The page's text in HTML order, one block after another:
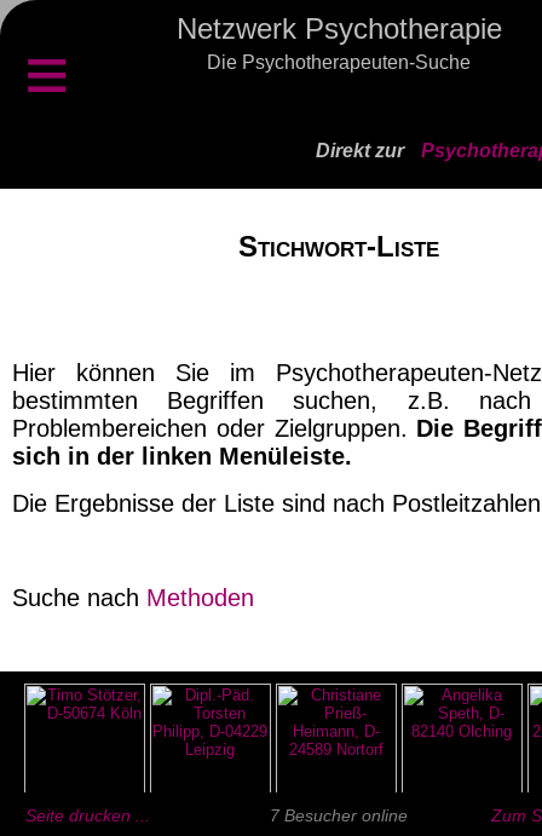
Netzwerk Psychotherapie
Die Psychotherapeuten-Suche
≡
Direkt zur
Stichwort-Liste
Hier können Sie im Psychotherapeuten-
bestimmten Begriffen suchen, z.B. nach
Problembereichen oder Zielgruppen. Die
sich in der linken Menüleiste.
Die Ergebnisse der Liste sind nach
Suche nach Methoden
Seite drucken ... 7 Besucher online Zum